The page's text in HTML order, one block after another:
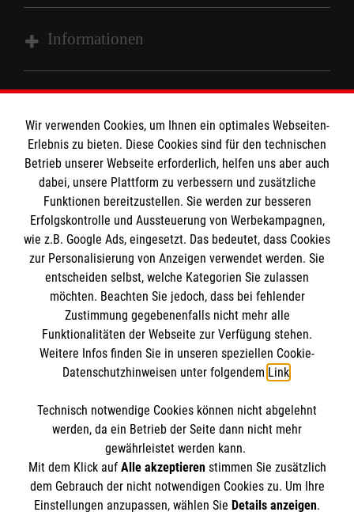
Informationen
Impressum
Datenschutz
Barrierefreiheit
Kontakt
Presse
Den Beauftragten für Medizinproduktesicherheit
im Malteser Rettungsdienst und den
Einsatzdiensten der Malteser können Sie unter
gmb_mpg@malteser.org
kontaktieren.
Die Malteser
Malteserorden
Malteser Jugend
Malteser International
Malteser Intern
Spendenkonto
Empfänger: Malteser Hilfsdienst e.V.
Pax-Bank für Kirche und Caritas eG
IBAN: DE26370601201201209230
BIC: GENODED1PA7
So finden Sie uns
Berliner Str. 52F
38104 Braunschweig
Telefon:0531 2379790
Email:info.braunschweig@malteser.org
Accordion 1
Der Malteser Hilfsdienst e.V. ist als eingetragene
Wir verwenden Cookies, um Ihnen ein optimales Webseiten-
Erlebnis zu bieten. Diese Cookies sind für den technischen
Betrieb unserer Webseite erforderlich, helfen uns aber auch
dabei, unsere Plattform zu verbessern und zusätzliche
Funktionen bereitzustellen. Sie werden zur besseren
Erfolgskontrolle und Aussteuerung von Werbekampagnen,
wie z.B. Google Ads, eingesetzt. Das bedeutet, dass Cookies
zur Personalisierung von Anzeigen verwendet werden. Sie
entscheiden selbst, welche Kategorien Sie zulassen
möchten. Beachten Sie jedoch, dass bei fehlender
Zustimmung gegebenenfalls nicht mehr alle
Funktionalitäten der Webseite zur Verfügung stehen.
Weitere Infos finden Sie in unseren speziellen Cookie-
Datenschutzhinweisen unter folgendem Link.
Technisch notwendige Cookies können nicht abgelehnt
werden, da ein Betrieb der Seite dann nicht mehr
gewährleistet werden kann.
Mit dem Klick auf Alle akzeptierenstimmen Sie zusätzlich
dem Gebrauch der nicht notwendigen Cookies zu. Um Ihre
Einstellungen anzupassen, wählen Sie Details anzeigen.